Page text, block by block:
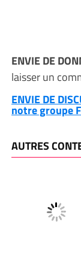
ENVIE DE
laisser un
ENVIE DE
notre groupe
AUTRES